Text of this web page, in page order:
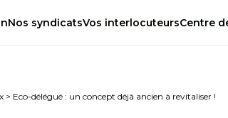
Nos syndicatsVos interlocuteursCentre
> Eco-délégué : un concept déjà ancien à revitaliser !